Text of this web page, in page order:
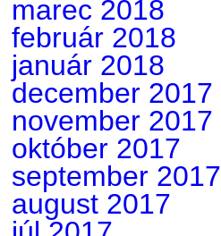
marec 2018
február 2018
január 2018
december 2017
november 2017
október 2017
september 2017
august 2017